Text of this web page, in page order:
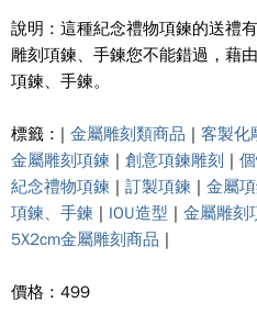
說明 : 這種紀念禮物項鍊的送禮
雕刻項鍊、手鍊您不能錯過，藉
項鍊、手鍊。
標籤 : | 金屬雕刻類商品 | 客製化
金屬雕刻項鍊 | 創意項鍊雕刻 |
紀念禮物項鍊 | 訂製項鍊 | 金屬
項鍊、手鍊 | IOU造型 | 金屬雕刻
5X2cm金屬雕刻商品 |
價格 : 499